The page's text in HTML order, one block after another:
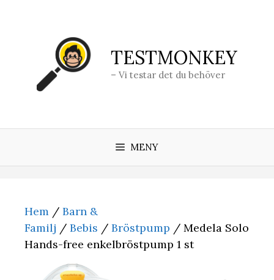
TESTMONKEY
– Vi testar det du behöver
MENY
Hem / Barn &
Familj / Bebis / Bröstpump / Medela Solo
Hands-free enkelbröstpump 1 st